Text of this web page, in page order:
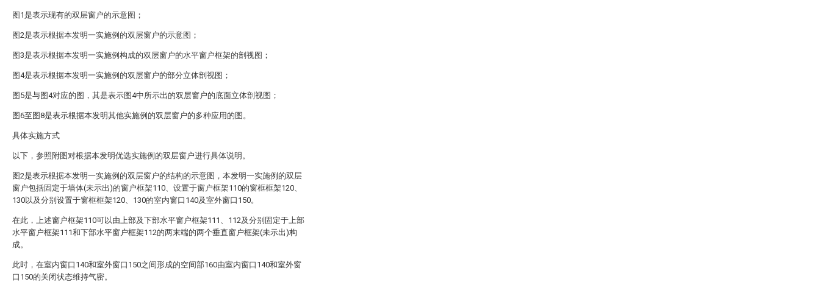
图1是表示现有的双层窗户的示意图；
图2是表示根据本发明一实施例的双层窗户的示意图；
图3是表示根据本发明一实施例构成的双层窗户的水平窗户框架的剖视图；
图4是表示根据本发明一实施例的双层窗户的部分立体剖视图；
图5是与图4对应的图，其是表示图4中所示出的双层窗户的底面立体剖视图；
图6至图8是表示根据本发明其他实施例的双层窗户的多种应用的图。
具体实施方式
以下，参照附图对根据本发明优选实施例的双层窗户进行具体说明。
图2是表示根据本发明一实施例的双层窗户的结构的示意图，本发明一实施例的双层
窗户包括固定于墙体(未示出)的窗户框架110、设置于窗户框架110的窗框框架120、
130以及分别设置于窗框框架120、130的室内窗口140及室外窗口150。
在此，上述窗户框架110可以由上部及下部水平窗户框架111、112及分别固定于上部
水平窗户框架111和下部水平窗户框架112的两末端的两个垂直窗户框架(未示出)构
成。
此时，在室内窗口140和室外窗口150之间形成的空间部160由室内窗口140和室外窗
口150的关闭状态维持气密。